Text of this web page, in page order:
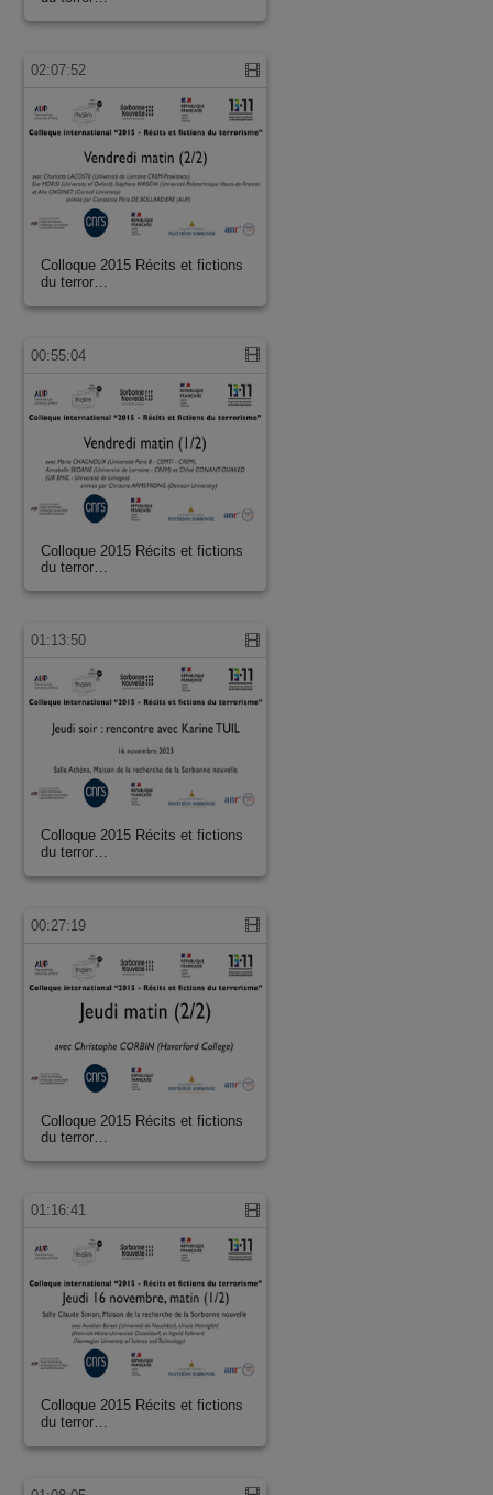
02:07:52
Colloque 2015 Récits et fictions
du terror…
00:55:04
Colloque 2015 Récits et fictions
du terror…
01:13:50
Colloque 2015 Récits et fictions
du terror…
00:27:19
Colloque 2015 Récits et fictions
du terror…
01:16:41
Colloque 2015 Récits et fictions
du terror…